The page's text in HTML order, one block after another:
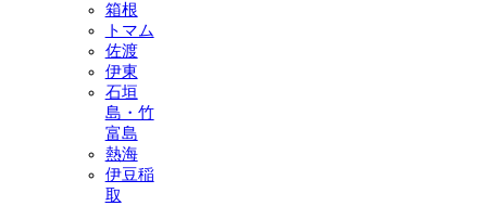
箱根
トマム
佐渡
伊東
石垣
島・竹
富島
熱海
伊豆稲
取